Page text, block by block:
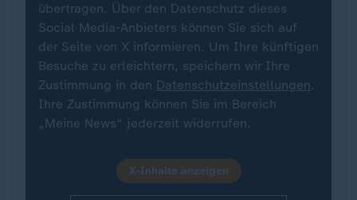
übertragen. Über den Datenschutz dieses
Social Media-Anbieters können Sie sich auf
der Seite von X informieren. Um Ihre künftigen
Besuche zu erleichtern, speichern wir Ihre
Zustimmung in den Datenschutzeinstellungen.
Ihre Zustimmung können Sie im Bereich
„Meine News“ jederzeit widerrufen.
X-Inhalte anzeigen